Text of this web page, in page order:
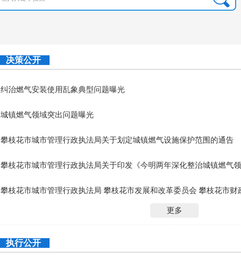
决策公开
纠治燃气安装使用乱象典型问题曝光
城镇燃气领域突出问题曝光
攀枝花市城市管理行政执法局关于划定城镇燃气设施保护范围的通告
攀枝花市城市管理行政执法局 攀枝花市发展和改革委员会 攀枝花市财
更多
执行公开